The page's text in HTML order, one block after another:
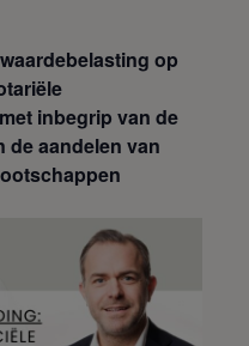
op
inbegrip van de
de aandelen van